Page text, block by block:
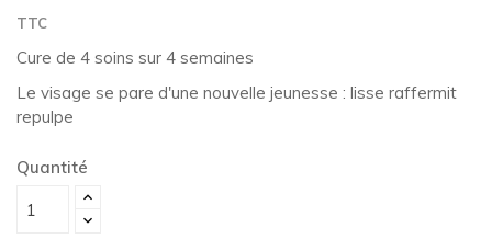
TTC
Cure de 4 soins sur 4 semaines
Le visage se pare d'une nouvelle jeunesse : lisse raffermit
repulpe
Quantité